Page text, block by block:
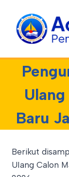
content
Baru
Berikut
UIang Calon